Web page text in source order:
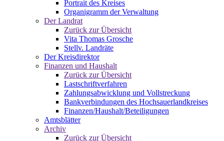
Portrait des Kreises
Organigramm der Verwaltung
Der Landrat
Zurück zur Übersicht
Vita Thomas Grosche
Stellv. Landräte
Der Kreisdirektor
Finanzen und Haushalt
Zurück zur Übersicht
Lastschriftverfahren
Zahlungsabwicklung und Vollstreckung
Bankverbindungen des Hochsauerlandkreises
Finanzen/Haushalt/Beteiligungen
Amtsblätter
Archiv
Zurück zur Übersicht